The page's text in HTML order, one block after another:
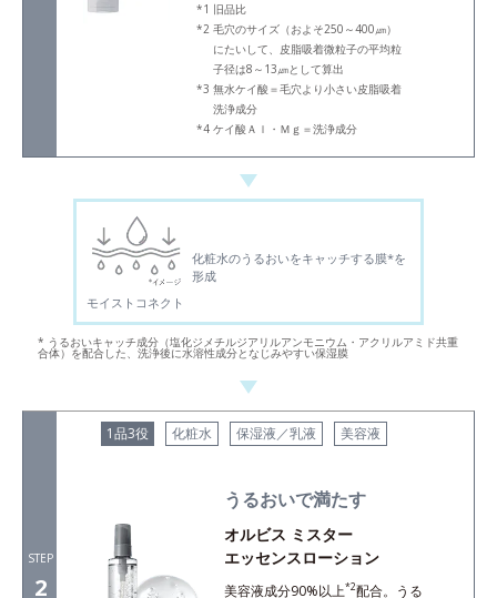
旧品比
毛穴のサイズ（およそ250～400㎛）
にたいして、皮脂吸着微粒子の平均粒
子径は8～13㎛として算出
無水ケイ酸＝毛穴より小さい皮脂吸着
洗浄成分
ケイ酸Ａｌ・Ｍｇ＝洗浄成分
モイストコネクト
化粧水のうるおいをキャッチする膜*を
形成
* うるおいキャッチ成分（塩化ジメチルジアリルアンモニウム・アクリルアミド共重
合体）を配合した、洗浄後に水溶性成分となじみやすい保湿膜
STEP
2
1品3役 化粧水 保湿液／乳液 美容液
うるおいで満たす
オルビス ミスター
エッセンスローション
美容液成分90%以上*2配合。うる